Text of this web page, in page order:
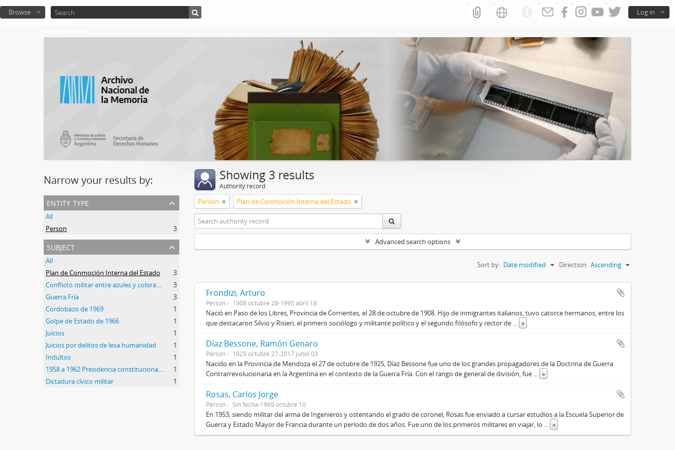
Log in
Browse
Narrow your results by:
entity type
All
Person
3
subject
All
Plan de Conmoción Interna del Estado
3
3
Guerra Fría
3
Cordobazo de 1969
1
Golpe de Estado de 1966
1
Juicios
1
Juicios por delitos de lesa humanidad
1
Indultos
1
1
Dictadura cívico militar
1
Showing 3 results
Authority record
Person Plan de Conmoción Interna del Estado
Advanced search options
Sort by: Date modified Direction: Ascending
Frondizi, Arturo
Person 1908 octubre 28-1995 abril 18
Nació en Paso de los Libres, Provincia de Corrientes, el 28 de octubre de 1908. Hijo de inmigrantes italianos, tuvo catorce hermanos, entre los
que destacaron Silvio y Risieri, el primero sociólogo y militante político y el segundo filósofo y rector de
»
Díaz Bessone, Ramón Genaro
Person 1925 octubre 27-2017 junio 03
Nacido en la Provincia de Mendoza el 27 de octubre de 1925, Díaz Bessone fue uno de los grandes propagadores de la Doctrina de Guerra
Contrarrevolucionaria en la Argentina en el contexto de la Guerra Fría. Con el rango de general de división, fue
»
Rosas, Carlos Jorge
Person Sin fecha-1969 octubre 10
En 1953, siendo militar del arma de Ingenieros y ostentando el grado de coronel, Rosas fue enviado a cursar estudios a la Escuela Superior de
Guerra y Estado Mayor de Francia durante un período de dos años. Fue uno de los primeros militares en viajar, lo
»